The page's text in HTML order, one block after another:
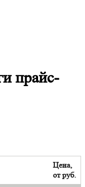
прайс-
Цена,
от руб.